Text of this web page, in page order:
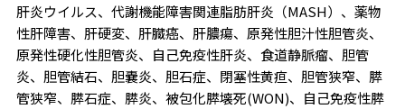
肝炎ウイルス、代謝機能障害関連脂肪肝炎（MASH）、薬物
性肝障害、肝硬変、肝臓癌、肝膿瘍、原発性胆汁性胆管炎、
原発性硬化性胆管炎、自己免疫性肝炎、食道静脈瘤、胆管
炎、胆管結石、胆嚢炎、胆石症、閉塞性黄疸、胆管狭窄、膵
管狭窄、膵石症、膵炎、被包化膵壊死(WON)、自己免疫性膵